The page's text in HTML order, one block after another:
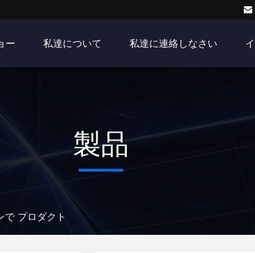
ー 私達について 私達に連絡しなさい
製品
プロダクト